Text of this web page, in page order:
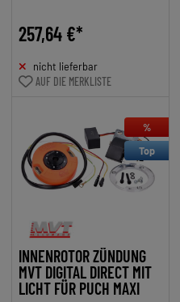
257,64 €*
nicht lieferbar
AUF DIE MERKLISTE
%
Top
INNENROTOR ZÜNDUNG
MVT DIGITAL DIRECT MIT
LICHT FÜR PUCH MAXI